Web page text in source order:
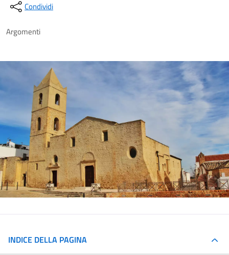
Condividi
Argomenti
INDICE DELLA PAGINA